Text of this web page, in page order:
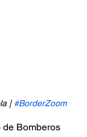
| #BorderZoom
de Bomberos